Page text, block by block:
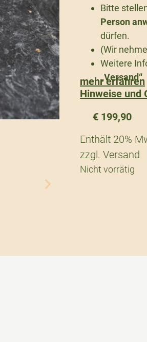
Bitte
Person
dürfen.
(Wir
Weitere
„Versand“.
mehr erfahren
Hinweise und
€ 199,90
Enthält 20%
zzgl. Versand
Nicht vorrätig